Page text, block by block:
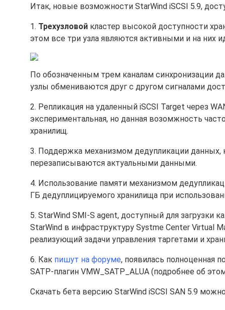
Итак, новые возможности StarWind iSCSI 5.9,
1. Трехузловой кластер высокой доступности
этом все три узла являются активными и на них
По обозначенным трем каналам синхронизации
узлы обмениваются друг с другом сигналами
2. Репликация на удаленный iSCSI Target через
экспериментальная, но данная возомжность
хранилищ.
3. Поддержка механизмом дедупликации
перезаписываются актуальными данными.
4. Использование памяти механизмом
ГБ дедуплицируемого хранилища при
5. StarWind SMI-S agent, доступный для загрузки
StarWind в инфраструктуру Systme Center Virtual
реализующий задачи управления таргетами и
6. Как пишут на форуме, появилась полноценная
SATP-плагин VMW_SATP_ALUA (подробнее об
Скачать бета версию StarWind iSCSI SAN 5.9